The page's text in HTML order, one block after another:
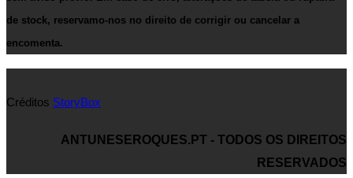
de stock, reservamo-nos no direito de corrigir ou cancelar a
encomenta.
Créditos StoryBox
ANTUNESEROQUES.PT - TODOS OS DIREITOS
RESERVADOS